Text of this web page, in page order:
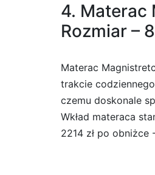
4. Materac
Rozmiar –
Materac
trakcie
czemu doskonale
Wkład materaca
2214 zł po obniżce